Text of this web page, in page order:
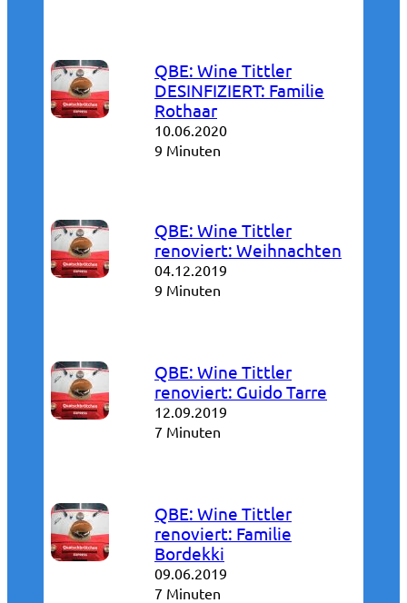
QBE: Wine Tittler
DESINFIZIERT: Familie
Rothaar
10.06.2020
9 Minuten
QBE: Wine Tittler
renoviert: Weihnachten
04.12.2019
9 Minuten
QBE: Wine Tittler
renoviert: Guido Tarre
12.09.2019
7 Minuten
QBE: Wine Tittler
renoviert: Familie
Bordekki
09.06.2019
7 Minuten